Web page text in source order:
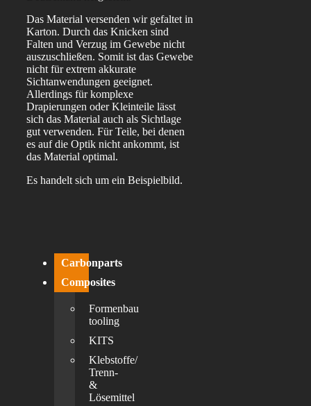
Das Material versenden wir gefaltet in
Karton. Durch das Knicken sind
Falten und Verzug im Gewebe nicht
auszuschließen. Somit ist das Gewebe
nicht für extrem akkurate
Sichtanwendungen geeignet.
Allerdings für komplexe
Drapierungen oder Kleinteile lässt
sich das Material auch als Sichtlage
gut verwenden. Für Teile, bei denen
es auf die Optik nicht ankommt, ist
das Material optimal.
Es handelt sich um ein Beispielbild.
Carbonparts
Composites
Formenbau
tooling
KITS
Klebstoffe/
Trenn-
&
Lösemittel